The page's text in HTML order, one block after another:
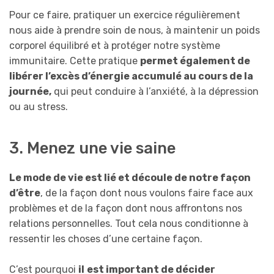
Pour ce faire, pratiquer un exercice régulièrement
nous aide à prendre soin de nous, à maintenir un poids
corporel équilibré et à protéger notre système
immunitaire. Cette pratique permet également de
libérer l’excès d’énergie accumulé au cours de la
journée, qui peut conduire à l’anxiété, à la dépression
ou au stress.
3. Menez une vie saine
Le mode de vie est lié et découle de notre façon
d’être, de la façon dont nous voulons faire face aux
problèmes et de la façon dont nous affrontons nos
relations personnelles. Tout cela nous conditionne à
ressentir les choses d’une certaine façon.
C’est pourquoi il est important de décider